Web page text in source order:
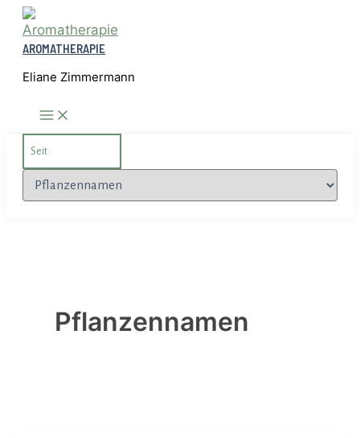
Zum
Inhalt
springen
AROMATHERAPIE
Eliane Zimmermann
for:
Kategorien
Pflanzennamen